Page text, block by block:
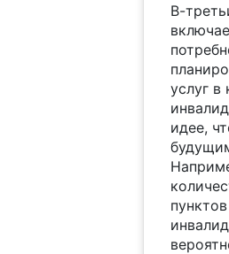
В-
услуг в
идее,